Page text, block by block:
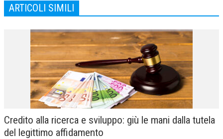
ARTICOLI SIMILI
Credito alla ricerca e sviluppo: giù le mani dalla tutela
del legittimo affidamento